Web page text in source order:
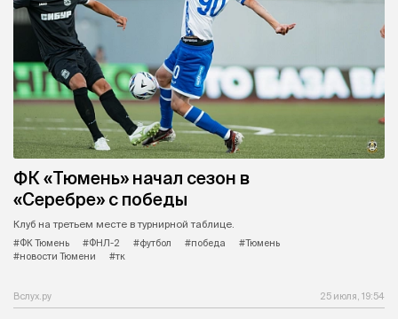
ФК «Тюмень» начал сезон в
«Серебре» с победы
Клуб на третьем месте в турнирной таблице.
#ФК Тюмень
#ФНЛ-2 #футбол #победа
#Тюмень
#новости Тюмени
#тк
Вслух.ру 25 июля, 19:54